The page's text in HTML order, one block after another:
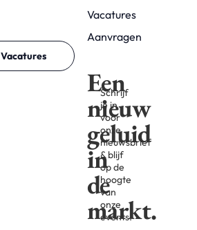
Vacatures
Vacatures
Aanvragen
Een
nieuw
geluid
in
de
markt.
Schrijf
je in
voor
onze
nieuwsbrief
& blijf
op de
hoogte
van
onze
events.